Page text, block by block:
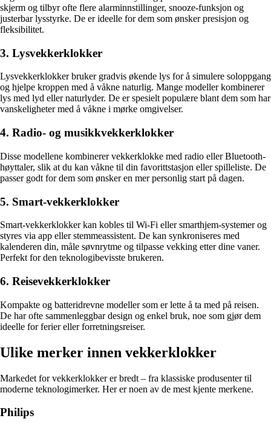
skjerm og tilbyr ofte flere alarminnstillinger, snooze-funksjon og
justerbar lysstyrke. De er ideelle for dem som ønsker presisjon og
fleksibilitet.
3. Lysvekkerklokker
Lysvekkerklokker bruker gradvis økende lys for å simulere soloppgang
og hjelpe kroppen med å våkne naturlig. Mange modeller kombinerer
lys med lyd eller naturlyder. De er spesielt populære blant dem som har
vanskeligheter med å våkne i mørke omgivelser.
4. Radio- og musikkvekkerklokker
Disse modellene kombinerer vekkerklokke med radio eller Bluetooth-
høyttaler, slik at du kan våkne til din favorittstasjon eller spilleliste. De
passer godt for dem som ønsker en mer personlig start på dagen.
5. Smart-vekkerklokker
Smart-vekkerklokker kan kobles til Wi-Fi eller smarthjem-systemer og
styres via app eller stemmeassistent. De kan synkroniseres med
kalenderen din, måle søvnrytme og tilpasse vekking etter dine vaner.
Perfekt for den teknologibevisste brukeren.
6. Reisevekkerklokker
Kompakte og batteridrevne modeller som er lette å ta med på reisen.
De har ofte sammenleggbar design og enkel bruk, noe som gjør dem
ideelle for ferier eller forretningsreiser.
Ulike merker innen vekkerklokker
Markedet for vekkerklokker er bredt – fra klassiske produsenter til
moderne teknologimerker. Her er noen av de mest kjente merkene.
Philips